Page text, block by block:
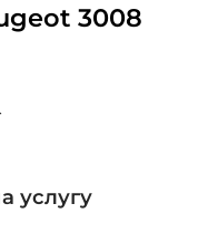
3008
услугу